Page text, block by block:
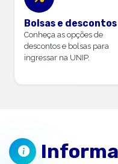
Bolsas e descontos
Conheça as opções de
descontos e bolsas para
ingressar na UNIP.